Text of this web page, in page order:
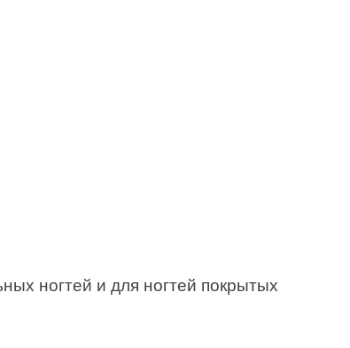
ногтей и для ногтей покрытых